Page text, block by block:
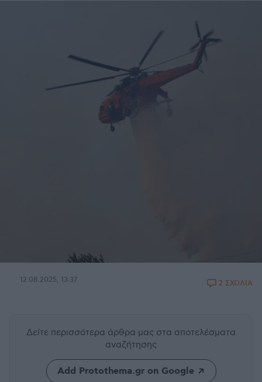
12.08.2025, 13:37 2 ΣΧΟΛΙΑ
Δείτε περισσότερα άρθρα μας στα αποτελέσματα
αναζήτησης
Add Protothema.gr on Google